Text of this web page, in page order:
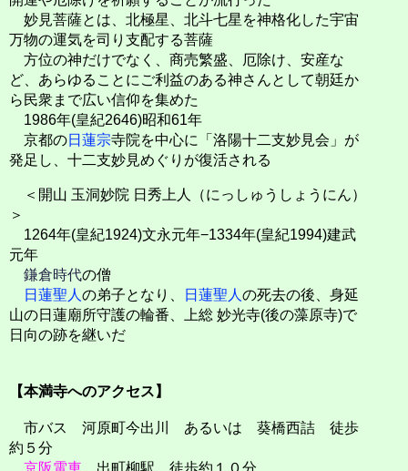
妙見菩薩とは、北極星、北斗七星を神格化した宇宙
万物の運気を司り支配する菩薩
方位の神だけでなく、商売繁盛、厄除け、安産な
ど、あらゆることにご利益のある神さんとして朝廷か
ら民衆まで広い信仰を集めた
1986年(皇紀2646)昭和61年
京都の日蓮宗寺院を中心に「洛陽十二支妙見会」が
発足し、十二支妙見めぐりが復活される
＜開山 玉洞妙院 日秀上人（にっしゅうしょうにん）
＞
1264年(皇紀1924)文永元年−1334年(皇紀1994)建武
元年
鎌倉時代の僧
日蓮聖人 の弟子となり、 日蓮聖人 の死去の後、身延
山の日蓮廟所守護の輪番、上総 妙光寺(後の藻原寺)で
日向の跡を継いだ
【本満寺へのアクセス】
市バス 河原町今出川 あるいは 葵橋西詰 徒歩
約５分